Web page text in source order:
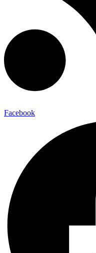
Facebook